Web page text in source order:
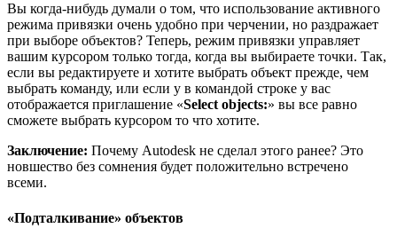
Вы когда-нибудь думали о том, что использование активного
режима привязки очень удобно при черчении, но раздражает
при выборе объектов? Теперь, режим привязки управляет
вашим курсором только тогда, когда вы выбираете точки. Так,
если вы редактируете и хотите выбрать объект прежде, чем
выбрать команду, или если у в командой строке у вас
отображается приглашение «Select objects:» вы все равно
сможете выбрать курсором то что хотите.
Заключение: Почему Autodesk не сделал этого ранее? Это
новшество без сомнения будет положительно встречено
всеми.
«Подталкивание» объектов